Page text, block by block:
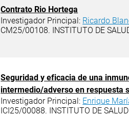
Contrato Rio Hortega
Investigador Principal: Ricardo
CM25/00108. INSTITUTO DE
Seguridad y eficacia de una
intermedio/adverso en respuesta
Investigador Principal: Enrique
ICI25/00088. INSTITUTO DE